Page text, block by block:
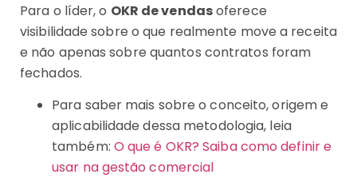
Para o líder, o OKR de vendasoferece
visibilidade sobre o que realmente move a receita
e não apenas sobre quantos contratos foram
fechados.
Para saber mais sobre o conceito, origem e
aplicabilidade dessa metodologia, leia
também: O que é OKR? Saiba como definir e
usar na gestão comercial